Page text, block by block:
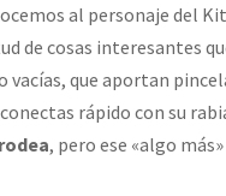
al personaje del
de cosas interesantes
que aportan
rápido con su
, pero ese «algo